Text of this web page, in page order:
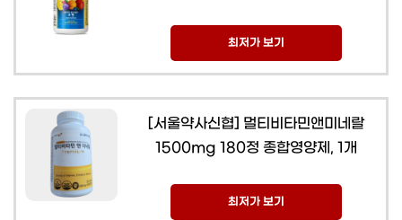
최저가 보기
[서울약사신협] 멀티비타민앤미네랄
1500mg 180정 종합영양제, 1개
최저가 보기